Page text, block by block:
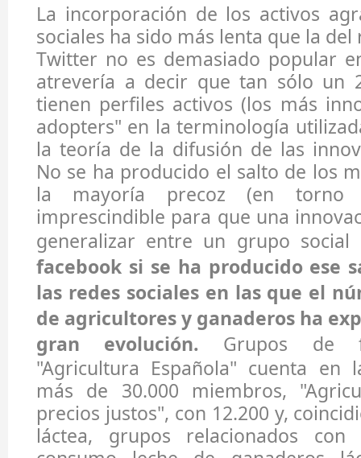
La incorporación de los activos
sociales ha sido más lenta que la
Twitter no es demasiado popular
atrevería a decir que tan sólo un
tienen perfiles activos (los más
adopters" en la terminología
la teoría de la difusión de las
No se ha producido el salto de los
la mayoría precoz (en torno
imprescindible para que una
generalizar entre un grupo
facebook si se ha producido ese
las redes sociales en las que el
de agricultores y ganaderos ha
gran evolución. Grupos de
"Agricultura Española" cuenta en
más de 30.000 miembros,
precios justos", con 12.200 y,
láctea, grupos relacionados